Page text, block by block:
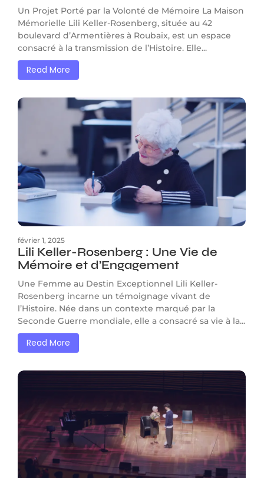
Un Projet Porté par la Volonté de Mémoire La Maison
Mémorielle Lili Keller-Rosenberg, située au 42
boulevard d’Armentières à Roubaix, est un espace
consacré à la transmission de l’Histoire. Elle...
Read More
février 1, 2025
Lili Keller-Rosenberg : Une Vie de
Mémoire et d’Engagement
Une Femme au Destin Exceptionnel Lili Keller-
Rosenberg incarne un témoignage vivant de
l’Histoire. Née dans un contexte marqué par la
Seconde Guerre mondiale, elle a consacré sa vie à la...
Read More